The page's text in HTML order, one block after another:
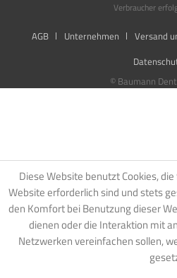
Verbraucher
AGB Unternehmen
Versand
© Baumann
Diese Website benutzt Cookies,
Website erforderlich sind und stets
den Komfort bei Benutzung dieser
dienen oder die Interaktion mit
Netzwerken vereinfachen sollen,